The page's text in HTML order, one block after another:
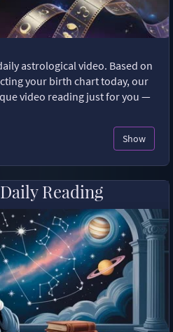
astrological video. Based on
your birth chart today, our
video reading just for you —
Show
Reading